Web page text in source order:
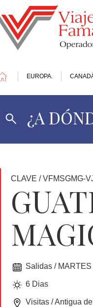
EUROPA.
¿A
CLAVE / VFMSGMG-
Salidas /
6 Dias
Visitas / Antigua